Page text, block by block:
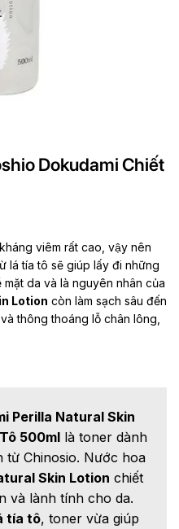
Dokudami Chiết
viêm rất cao, vậy nên
lá tía tô sẽ giúp lấy đi những
da và là nguyên nhân của
Lotion còn làm sạch sâu đến
thông thoáng lỗ chân lông,
Perilla Natural Skin
500ml là toner dành
từ Chinosio. Nước hoa
Skin Lotion chiết
và lành tính cho da.
tía tô, toner vừa giúp